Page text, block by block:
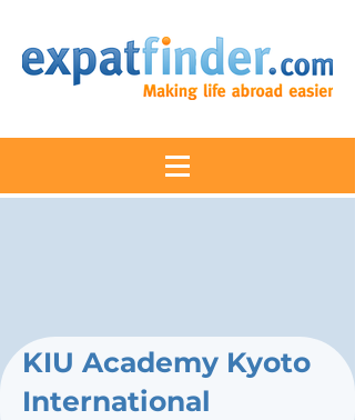
KIU Academy Kyoto
International